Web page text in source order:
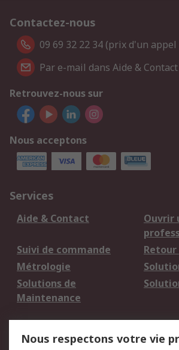
Contactez-nous
09 69 32 22 34 (prix d'un appel
Par e-mail dans Aide & Contact
Retrouvez-nous sur
Nous acceptons
Services
Aide & Contact
Ouvrir
Suivi de commande
Métrologie
Solutions de
Maintenance
Nous respectons votre vie